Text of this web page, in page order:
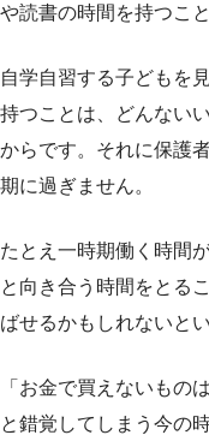
や読書の時間を持つこ
自学自習する子どもを
持つことは、どんない
からです。それに保護
期に過ぎません。
たとえ一時期働く時間
と向き合う時間をとる
ばせるかもしれないとい
「お金で買えないもの
と錯覚してしまう今の